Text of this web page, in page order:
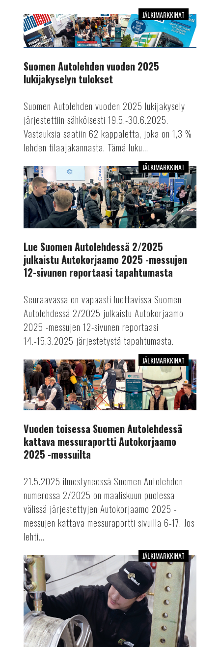
Suomen
Autolehden
vuoden
lukijakyselyn
tulokset
JÄLKIMARKKINAT
Suomen Autolehden vuoden 2025
lukijakyselyn tulokset
Suomen Autolehden vuoden 2025 lukijakysely
järjestettiin sähköisesti 19.5.-30.6.2025.
Vastauksia saatiin 62 kappaletta, joka on 1,3 %
lehden tilaajakannasta. Tämä luku...
Lue
Suomen
Autolehdessä
2/2025
julkaistu
Autokorjaamo
2025
-
messujen
12-
reportaasi
tapahtumasta
JÄLKIMARKKINAT
Lue Suomen Autolehdessä 2/2025
julkaistu Autokorjaamo 2025 -messujen
12-sivunen reportaasi tapahtumasta
Seuraavassa on vapaasti luettavissa Suomen
Autolehdessä 2/2025 julkaistu Autokorjaamo
2025 -messujen 12-sivunen reportaasi
14.-15.3.2025 järjestetystä tapahtumasta.
Vuoden
toisessa
Suomen
Autolehdessä
kattava
messuraportti
Autokorjaamo
2025
-
JÄLKIMARKKINAT
Vuoden toisessa Suomen Autolehdessä
kattava messuraportti Autokorjaamo
2025 -messuilta
21.5.2025 ilmestyneessä Suomen Autolehden
numerossa 2/2025 on maaliskuun puolessa
välissä järjestettyjen Autokorjaamo 2025 -
messujen kattava messuraportti sivuilla 6-17. Jos
lehti...
Vuoden
2025
ensimmäinen
Suomen
Autolehti
on
myös
Autokorjaamo
JÄLKIMARKKINAT